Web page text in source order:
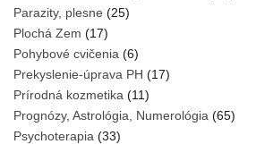
Parazity, plesne (25)
Plochá Zem (17)
Pohybové cvičenia (6)
Prekyslenie-úprava PH (17)
Prírodná kozmetika (11)
Prognózy, Astrológia, Numerológia (65)
Psychoterapia (33)